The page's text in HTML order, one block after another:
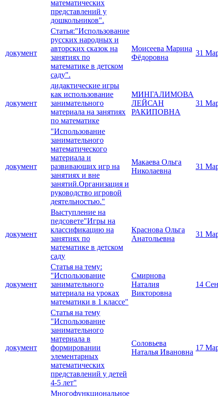
математических
представлений у
дошкольников".
документ
Статья:"Использование
русских народных и
авторских сказок на
занятиях по
математике в детском
саду".
Моисеева Марина
Фёдоровна
31
документ
дидактические игры
как использование
занимательного
материала на занятиях
по математике
МИНГАЛИМОВА
ЛЕЙСАН
РАКИПОВНА
31
документ
"Использование
занимательного
математического
материала и
развивающих игр на
занятиях и вне
занятий.Организация и
руководство игровой
деятельностью."
Макаева Ольга
Николаевна
31
документ
Выступление на
педсовете"Игры на
классификацию на
занятиях по
математике в детском
саду
Краснова Ольга
Анатольевна
31
документ
Статья на тему:
"Использование
занимательного
материала на уроках
математики в 1 классе"
Смирнова
Наталия
Викторовна
14
документ
Статья на тему
"Использование
занимательного
материала в
формировании
элементарных
математических
представлений у детей
4-5 лет"
Соловьева
Наталья Ивановна
17
Многофункциональное